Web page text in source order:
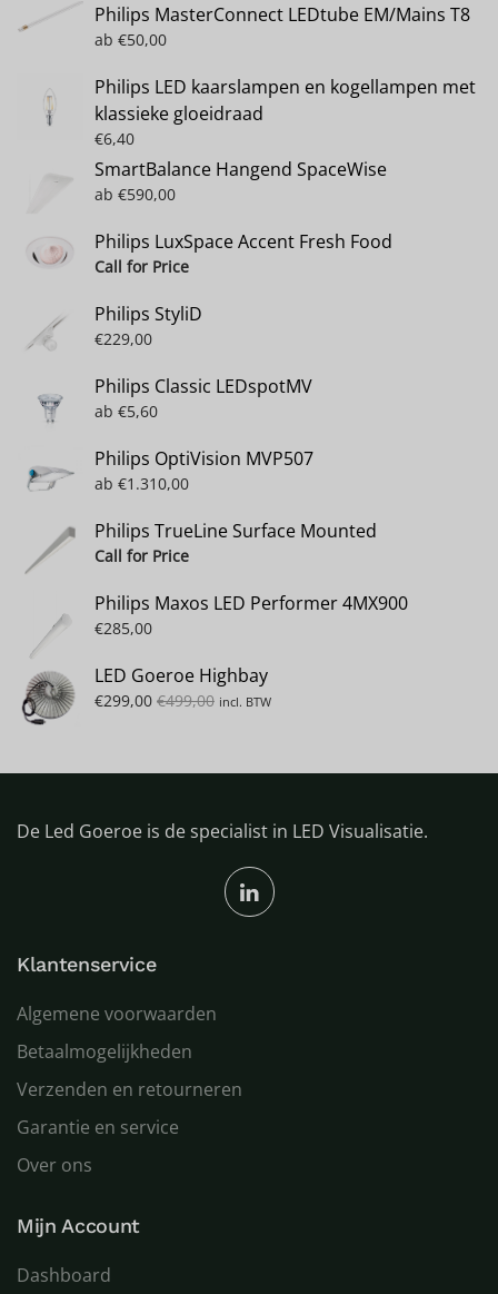
Philips MasterConnect LEDtube EM/Mains T8
ab €50,00
Philips LED kaarslampen en kogellampen met
klassieke gloeidraad
€6,40
SmartBalance Hangend SpaceWise
ab €590,00
Philips LuxSpace Accent Fresh Food
Call for Price
Philips StyliD
€229,00
Philips Classic LEDspotMV
ab €5,60
Philips OptiVision MVP507
ab €1.310,00
Philips TrueLine Surface Mounted
Call for Price
Philips Maxos LED Performer 4MX900
€285,00
LED Goeroe Highbay
€299,00 €499,00 incl. BTW
De Led Goeroe is de specialist in LED Visualisatie.
Klantenservice
Algemene voorwaarden
Betaalmogelijkheden
Verzenden en retourneren
Garantie en service
Over ons
Mijn Account
Dashboard